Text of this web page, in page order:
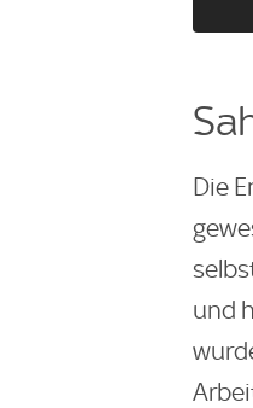
Die
und